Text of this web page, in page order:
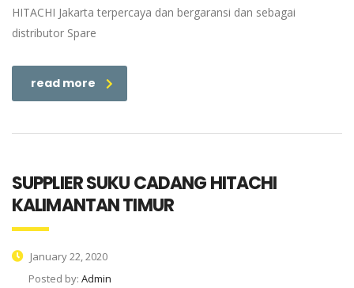
HITACHI Jakarta terpercaya dan bergaransi dan sebagai
distributor Spare
read more
SUPPLIER SUKU CADANG HITACHI
KALIMANTAN TIMUR
January 22, 2020
Posted by: Admin